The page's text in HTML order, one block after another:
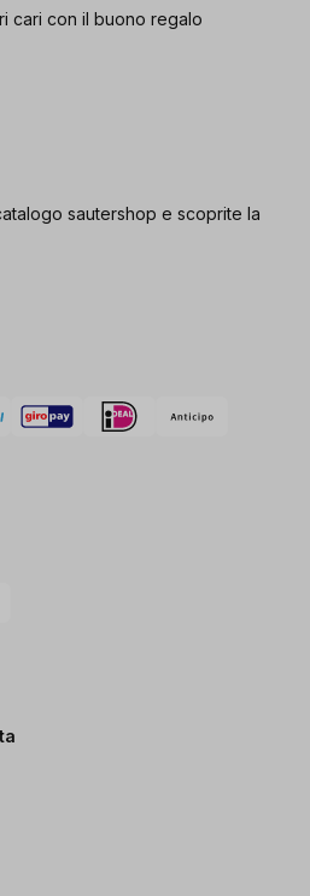
cari con il buono regalo
sautershop e scoprite la